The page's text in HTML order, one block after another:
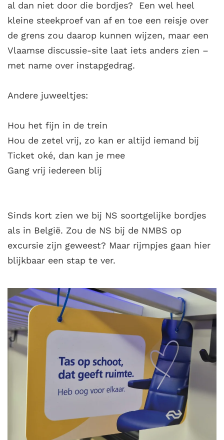
al dan niet door die bordjes? Een wel heel
kleine steekproef van af en toe een reisje over
de grens zou daarop kunnen wijzen, maar een
Vlaamse discussie-site laat iets anders zien –
met name over instapgedrag.
Andere juweeltjes:
Hou het fijn in de trein
Hou de zetel vrij, zo kan er altijd iemand bij
Ticket oké, dan kan je mee
Gang vrij iedereen blij
Sinds kort zien we bij NS soortgelijke bordjes
als in België. Zou de NS bij de NMBS op
excursie zijn geweest? Maar rijmpjes gaan hier
blijkbaar een stap te ver.